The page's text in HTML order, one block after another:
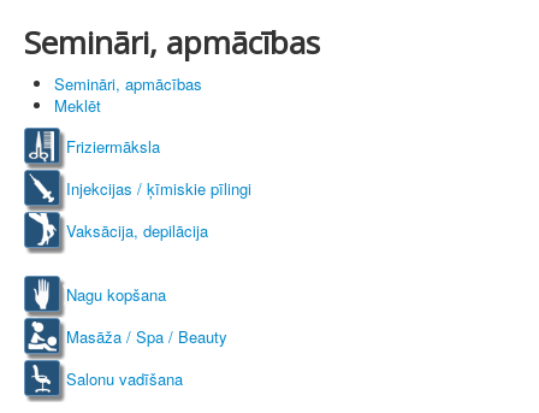
Semināri, apmācības
Semināri, apmācības
Meklēt
Friziermāksla
Injekcijas / ķīmiskie pīlingi
Vaksācija, depilācija
Nagu kopšana
Masāža / Spa / Beauty
Salonu vadīšana